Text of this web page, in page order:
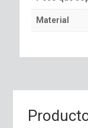
Material